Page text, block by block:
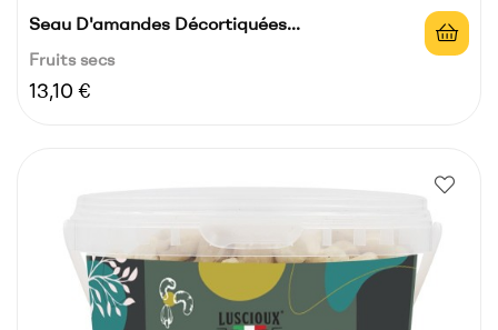
Seau D'amandes Décortiquées...
Fruits secs
Prix
13,10 €